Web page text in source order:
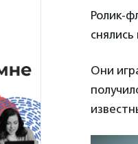
Ролик-
Они